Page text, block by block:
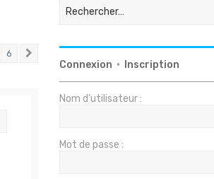
6
Connexion • Inscription
Nom d’utilisateur :
Mot de passe :